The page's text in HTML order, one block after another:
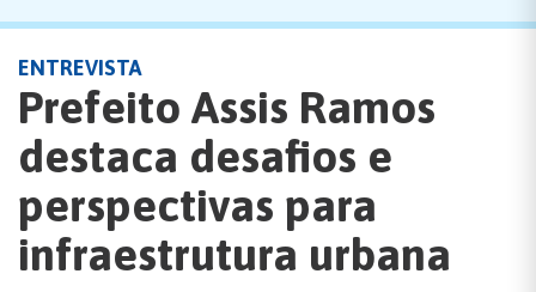
ENTREVISTA
Prefeito Assis Ramos
destaca desafios e
perspectivas para
infraestrutura urbana